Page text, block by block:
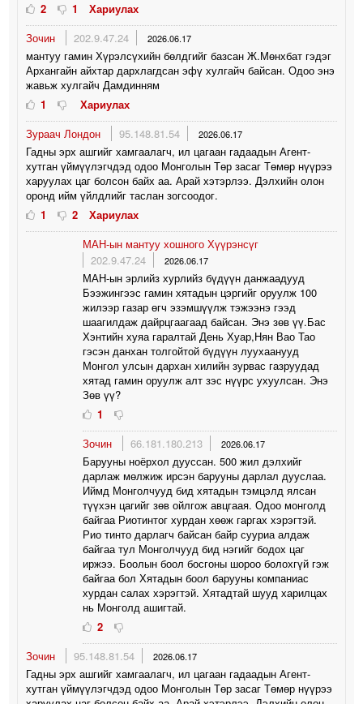
2
1
Хариулах
Зочин
202.9.47.24 2026.06.17
мантуу гамин Хүрэлсүхийн бөлдгийг базсан Ж.Мөнхбат гэдэг
Архангайн айхтар дархлагдсан эфү хулгайч байсан. Одоо энэ
жавьж хулгайч Дамдинням
1
Хариулах
Зураач Лондон
95.148.81.54 2026.06.17
Гадны эрх ашгийг хамгаалагч, ил цагаан гадаадын Агент-
хутган үймүүлэгчдэд одоо Монголын Төр засаг Төмөр нүүрээ
харуулах цаг болсон байх аа. Арай хэтэрлээ. Дэлхийн олон
оронд ийм үйлдлийг таслан зогсоодог.
1
2
Хариулах
МАН-ын мантуу хошного Хүүрэнсүг
202.9.47.24
2026.06.17
МАН-ын эрлийз хурлийз бүдүүн данжаадууд
Бээжингээс гамин хятадын цэргийг оруулж 100
жилээр газар өгч эзэмшүүлж тэжээнэ гээд
шаагилдаж дайрцгаагаад байсан. Энэ зөв үү.Бас
Хэнтийн хуяа гаралтай День Хуар,Нян Вао Тао
гэсэн данхан толгойтой бүдүүн луухаанууд
Монгол улсын дархан хилийн зурвас газруудад
хятад гамин оруулж алт зэс нүүрс ухуулсан. Энэ
Зөв үү?
1
Зочин
66.181.180.213 2026.06.17
Барууны ноёрхол дууссан. 500 жил дэлхийг
дарлаж мөлжиж ирсэн барууны дарлал дууслаа.
Иймд Монголчууд бид хятадын тэмцэлд ялсан
түүхэн цагийг зөв ойлгож авцгаая. Одоо монголд
байгаа Риотинтог хурдан хөөж гаргах хэрэгтэй.
Рио тинто дарлагч байсан байр сууриа алдаж
байгаа тул Монголчууд бид нэгийг бодох цаг
иржээ. Боолын боол босгоны шороо болохгүй гэж
байгаа бол Хятадын боол барууны компаниас
хурдан салах хэрэгтэй. Хятадтай шууд харилцах
нь Монголд ашигтай.
2
Зочин
95.148.81.54 2026.06.17
Гадны эрх ашгийг хамгаалагч, ил цагаан гадаадын Агент-
хутган үймүүлэгчдэд одоо Монголын Төр засаг Төмөр нүүрээ